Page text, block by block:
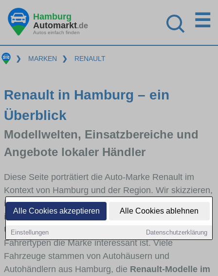
Alle Cookies akzeptieren Alle Cookies ablehnen
Einstellungen Datenschutzerklärung
Hamburg
Automarkt.de
Autos einfach finden
☰
❯ MARKEN ❯ RENAULT
Renault in Hamburg – ein
Überblick
Modellwelten, Einsatzbereiche und
Angebote lokaler Händler
Diese Seite porträtiert die Auto-Marke Renault im
Kontext von Hamburg und der Region. Wir skizzieren,
in welchen Fahrzeugklassen Renault stark vertreten
ist, welche Modellreihen häufig im Stadt- und
Umlandverkehr zu sehen sind und für welche
Fahrertypen die Marke interessant ist. Viele
Fahrzeuge stammen von Autohäusern und
Autohändlern aus Hamburg, die Renault-Modelle im